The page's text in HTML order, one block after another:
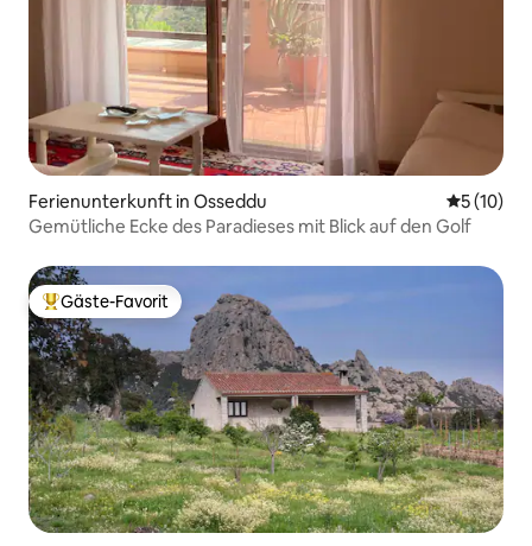
Ferienunterkunft in Osseddu
5 (10)
Gemütliche Ecke des Paradieses mit Blick auf den Golf
Beliebter Gäste-Favorit.
Gäste-Favorit